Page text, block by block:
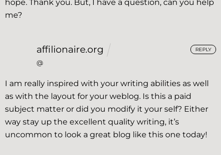
hope. Thank you. But, I have a question, can you help
me?
affilionaire.org
@
I am really inspired with your writing abilities as well
as with the layout for your weblog. Is this a paid
subject matter or did you modify it your self? Either
way stay up the excellent quality writing, it’s
uncommon to look a great blog like this one today!
REPLY